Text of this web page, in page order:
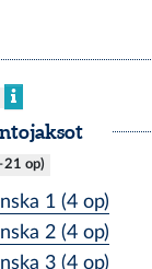
op)
1 (4 op)
2 (4 op)
3 (4 op)